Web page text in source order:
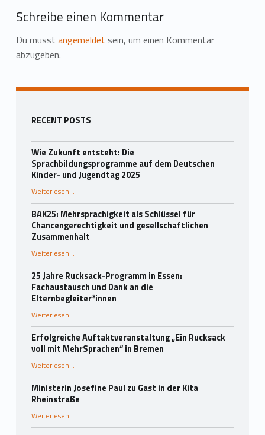
Schreibe einen Kommentar
Du musst angemeldet sein, um einen Kommentar
abzugeben.
Zurück zur Hauptnavigation springen
Seitenleiste
RECENT POSTS
Wie Zukunft entsteht: Die
Sprachbildungsprogramme auf dem Deutschen
Kinder- und Jugendtag 2025
Weiterlesen“Wie Zukunft entsteht: Die Sprachbildungsprogramme auf dem Deutschen Kinder- und Jugendtag 2025”
…
BAK25: Mehrsprachigkeit als Schlüssel für
Chancengerechtigkeit und gesellschaftlichen
Zusammenhalt
Weiterlesen“BAK25: Mehrsprachigkeit als Schlüssel für Chancengerechtigkeit und gesellschaftlichen Zusammenhalt”
…
25 Jahre Rucksack-Programm in Essen:
Fachaustausch und Dank an die
Elternbegleiter*innen
Weiterlesen“25 Jahre Rucksack-Programm in Essen: Fachaustausch und Dank an die Elternbegleiter*innen”
…
Erfolgreiche Auftaktveranstaltung „Ein Rucksack
voll mit MehrSprachen“ in Bremen
Weiterlesen“Erfolgreiche Auftaktveranstaltung „Ein Rucksack voll mit MehrSprachen“ in Bremen”
…
Ministerin Josefine Paul zu Gast in der Kita
Rheinstraße
Weiterlesen“Ministerin Josefine Paul zu Gast in der Kita Rheinstraße”
…